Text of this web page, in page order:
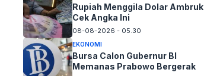
Rupiah Menggila Dolar Ambruk
Cek Angka Ini
08-08-2026 - 05.30
EKONOMI
Bursa Calon Gubernur BI
Memanas Prabowo Bergerak